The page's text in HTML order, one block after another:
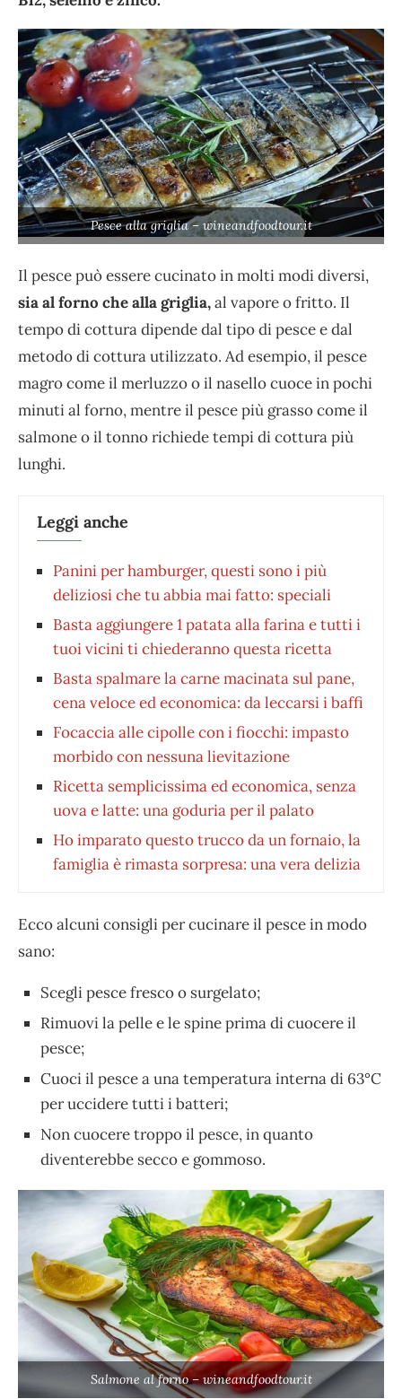
Pesce alla griglia – wineandfoodtour.it
Il pesce può essere cucinato in molti modi diversi,
sia al forno che alla griglia,al vapore o fritto. Il
tempo di cottura dipende dal tipo di pesce e dal
metodo di cottura utilizzato. Ad esempio, il pesce
magro come il merluzzo o il nasello cuoce in pochi
minuti al forno, mentre il pesce più grasso come il
salmone o il tonno richiede tempi di cottura più
lunghi.
Leggi anche
Panini per hamburger, questi sono i più
deliziosi che tu abbia mai fatto: speciali
Basta aggiungere 1 patata alla farina e tutti i
tuoi vicini ti chiederanno questa ricetta
Basta spalmare la carne macinata sul pane,
cena veloce ed economica: da leccarsi i baffi
Focaccia alle cipolle con i fiocchi: impasto
morbido con nessuna lievitazione
Ricetta semplicissima ed economica, senza
uova e latte: una goduria per il palato
Ho imparato questo trucco da un fornaio, la
famiglia è rimasta sorpresa: una vera delizia
Ecco alcuni consigli per cucinare il pesce in modo
sano:
Scegli pesce fresco o surgelato;
Rimuovi la pelle e le spine prima di cuocere il
pesce;
Cuoci il pesce a una temperatura interna di 63°C
per uccidere tutti i batteri;
Non cuocere troppo il pesce, in quanto
diventerebbe secco e gommoso.
Salmone al forno – wineandfoodtour.it